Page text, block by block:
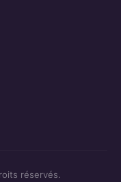
réservés.